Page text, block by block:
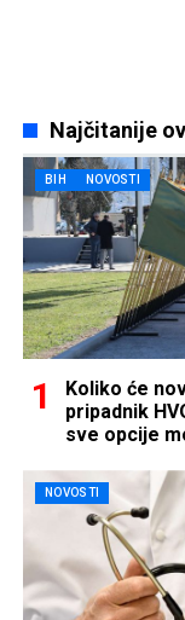
Najčitanije
BIH NOVOSTI
Koliko će
pripadnik
sve opcije
NOVOSTI